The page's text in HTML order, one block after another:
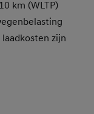
km (WLTP)
zijn